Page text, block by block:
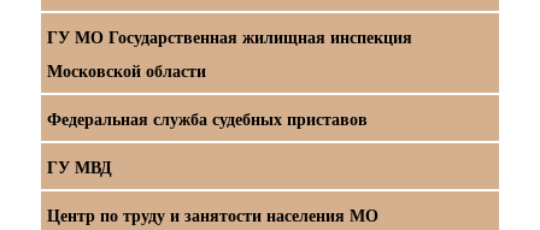
ГУ МО Государственная жилищная инспекция
Московской области
Федеральная служба судебных приставов
ГУ МВД
Центр по труду и занятости населения МО